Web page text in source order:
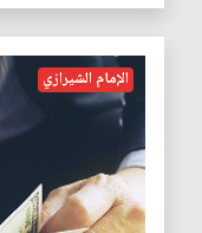
الإمام الشيرازي